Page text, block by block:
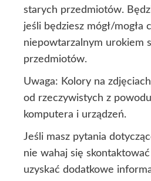
starych przedmiotów.
jeśli będziesz mógł/mogła
niepowtarzalnym urokiem
przedmiotów.
Uwaga: Kolory na
od rzeczywistych z
komputera i urządzeń.
Jeśli masz pytania
nie wahaj się
uzyskać dodatkowe